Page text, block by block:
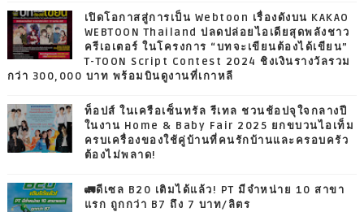
เปิดโอกาสสู่การเป็น Webtoon เรื่องดังบน KAKAO
WEBTOON Thailand ปลดปล่อยไอเดียสุดพลังชาว
ครีเอเตอร์ ในโครงการ “บทจะเขียนต้องได้เขียน”
T-TOON Script Contest 2024 ชิงเงินรางวัลรวม
กว่า 300,000 บาท พร้อมบินดูงานที่เกาหลี
ท็อปส์ ในเครือเซ็นทรัล รีเทล ชวนช้อปจุใจกลางปี
ในงาน Home & Baby Fair 2025 ยกขบวนไอเท็ม
ครบเครื่องของใช้คู่บ้านที่คนรักบ้านและครอบครัว
ต้องไม่พลาด!
🚛ดีเซล B20 เติมได้แล้ว! PT มีจำหน่าย 10 สาขา
แรก ถูกกว่า B7 ถึง 7 บาท/ลิตร